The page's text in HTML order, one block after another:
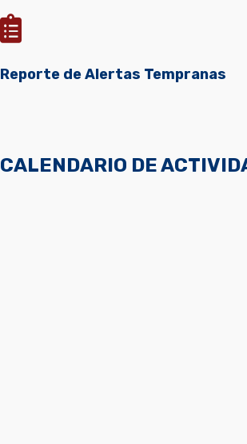
Reporte de Alertas Tempranas
CALENDARIO DE